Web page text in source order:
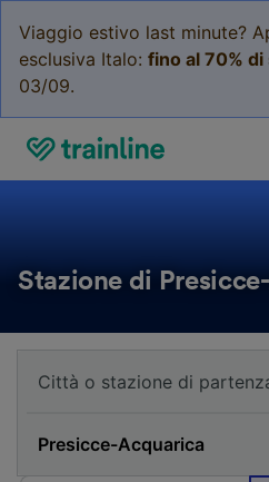
Viaggio estivo last minute?
esclusiva Italo: fino al 70%
03/09.
Stazione di